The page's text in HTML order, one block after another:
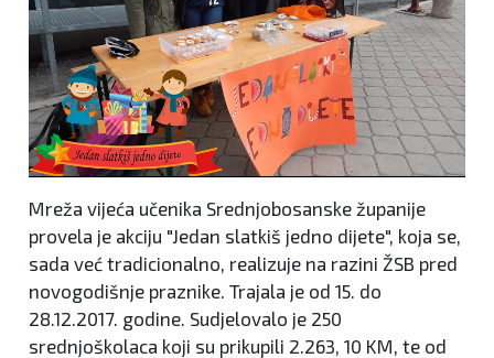
Mreža vijeća učenika Srednjobosanske županije
provela je akciju "Jedan slatkiš jedno dijete", koja se,
sada već tradicionalno, realizuje na razini ŽSB pred
novogodišnje praznike. Trajala je od 15. do
28.12.2017. godine. Sudjelovalo je 250
srednjoškolaca koji su prikupili 2.263, 10 KM, te od